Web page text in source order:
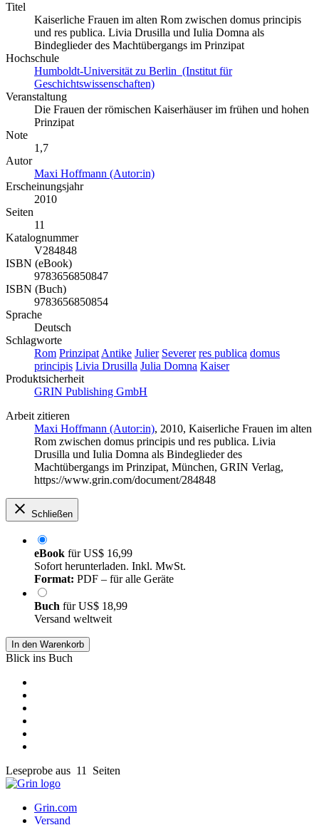
Titel
Kaiserliche Frauen im alten Rom zwischen domus principis
und res publica. Livia Drusilla und Iulia Domna als
Bindeglieder des Machtübergangs im Prinzipat
Hochschule
Humboldt-Universität zu Berlin (Institut für
Geschichtswissenschaften)
Veranstaltung
Die Frauen der römischen Kaiserhäuser im frühen und hohen
Prinzipat
Note
1,7
Autor
Maxi Hoffmann (Autor:in)
Erscheinungsjahr
2010
Seiten
11
Katalognummer
V284848
ISBN (eBook)
9783656850847
ISBN (Buch)
9783656850854
Sprache
Deutsch
Schlagworte
Rom Prinzipat Antike Julier Severer res publica domus
principis Livia Drusilla Julia Domna Kaiser
Produktsicherheit
GRIN Publishing GmbH
Arbeit zitieren
Maxi Hoffmann (Autor:in), 2010, Kaiserliche Frauen im alten
Rom zwischen domus principis und res publica. Livia
Drusilla und Iulia Domna als Bindeglieder des
Machtübergangs im Prinzipat, München, GRIN Verlag,
https://www.grin.com/document/284848
Schließen
eBook fürUS$ 16,99
Sofort herunterladen. Inkl. MwSt.
Format: PDF – für alle Geräte
Buch fürUS$ 18,99
Versand weltweit
In den Warenkorb
Blick ins Buch
Leseprobe aus 11 Seiten
Grin.com
Versand